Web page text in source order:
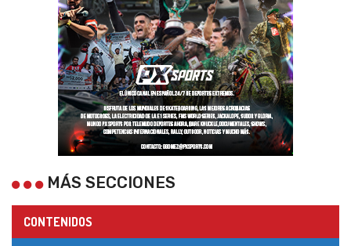
MÁS SECCIONES
CONTENIDOS